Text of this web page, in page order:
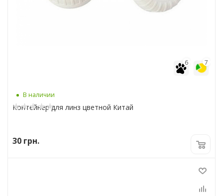
7
6
В наличии
Контейнер для линз цветной Китай
30 грн.